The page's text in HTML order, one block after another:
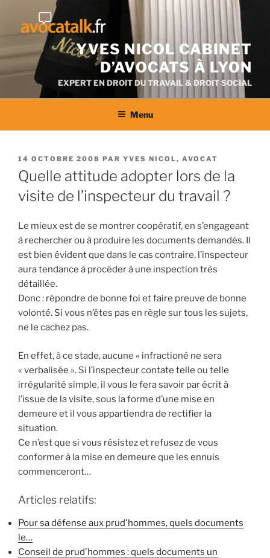
contenu
YVES NICOL CABINET
D’AVOCATS À LYON
EXPERT EN DROIT DU TRAVAIL & DROIT SOCIAL
Menu
PUBLIÉ
LE
14 OCTOBRE 2008 PAR YVES NICOL, AVOCAT
Quelle attitude adopter lors de la
visite de l’inspecteur du travail ?
Le mieux est de se montrer coopératif, en s’engageant
à rechercher ou à produire les documents demandés. Il
est bien évident que dans le cas contraire, l’inspecteur
aura tendance à procéder à une inspection très
détaillée.
Donc : répondre de bonne foi et faire preuve de bonne
volonté. Si vous n’êtes pas en règle sur tous les sujets,
ne le cachez pas.
En effet, à ce stade, aucune « infractioné ne sera
« verbalisée ». Si l’inspecteur contate telle ou telle
irrégularité simple, il vous le fera savoir par écrit à
l’issue de la visite, sous la forme d’une mise en
demeure et il vous appartiendra de rectifier la
situation.
Ce n’est que si vous résistez et refusez de vous
conformer à la mise en demeure que les ennuis
commenceront…
Articles relatifs:
Pour sa défense aux prud'hommes, quels documents
le…
Conseil de prud'hommes : quels documents un